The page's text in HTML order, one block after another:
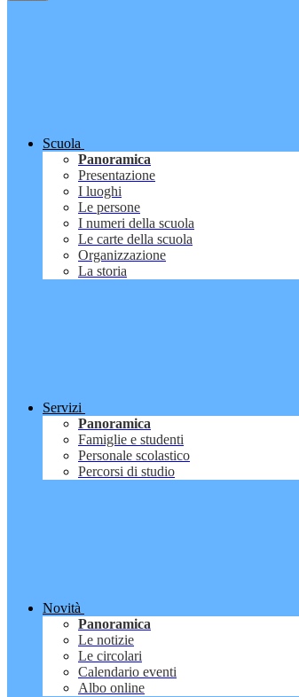
Scuola
Panoramica
Presentazione
I luoghi
Le persone
I numeri della scuola
Le carte della scuola
Organizzazione
La storia
Servizi
Panoramica
Famiglie e studenti
Personale scolastico
Percorsi di studio
Novità
Panoramica
Le notizie
Le circolari
Calendario eventi
Albo online